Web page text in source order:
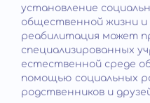
установление
общественной жизни и
реабилитация может
специализированных
естественной среде
помощью социальных
родственников и